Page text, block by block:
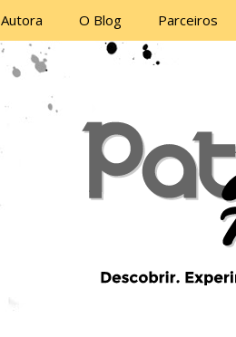
O Blog Parceiros